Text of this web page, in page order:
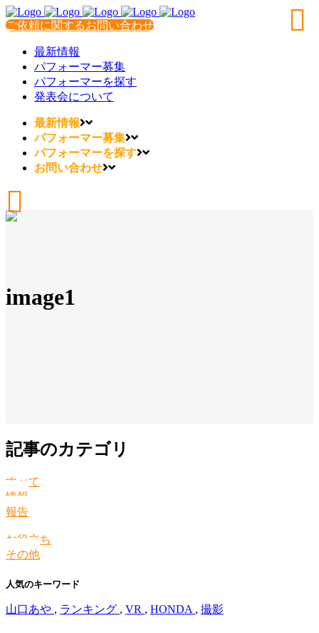
ご依頼に関するお問い合わせ
最新情報
パフォーマー募集
パフォーマーを探す
発表会について
最新情報
パフォーマー募集
パフォーマーを探す
お問い合わせ
image1
記事のカテゴリ
すべて
情報
報告
お役立ち
その他
人気のキーワード
山口あや , ランキング , VR , HONDA , 撮影